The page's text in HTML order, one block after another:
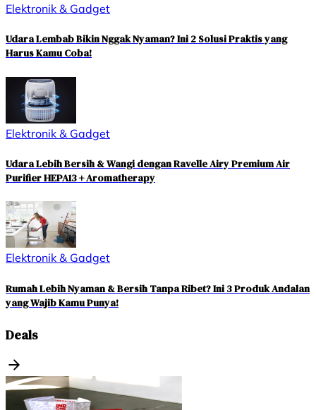
Elektronik & Gadget
Udara Lembab Bikin Nggak Nyaman? Ini 2 Solusi Praktis yang
Harus Kamu Coba!
Elektronik & Gadget
Udara Lebih Bersih & Wangi dengan Ravelle Airy Premium Air
Purifier HEPA13 + Aromatherapy
Elektronik & Gadget
Rumah Lebih Nyaman & Bersih Tanpa Ribet? Ini 3 Produk Andalan
yang Wajib Kamu Punya!
Deals